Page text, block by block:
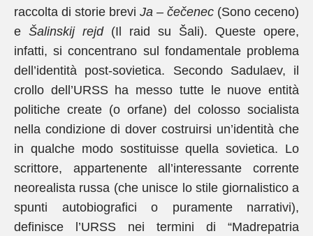
raccolta di storie brevi Ja – čečenec (Sono ceceno)
e Šalinskij rejd (Il raid su Šali). Queste opere,
infatti, si concentrano sul fondamentale problema
dell’identità post-sovietica. Secondo Sadulaev, il
crollo dell’URSS ha messo tutte le nuove entità
politiche create (o orfane) del colosso socialista
nella condizione di dover costruirsi un’identità che
in qualche modo sostituisse quella sovietica. Lo
scrittore, appartenente all’interessante corrente
neorealista russa (che unisce lo stile giornalistico a
spunti autobiografici o puramente narrativi),
definisce l’URSS nei termini di “Madrepatria